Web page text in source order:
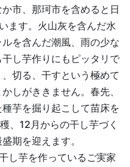
市、那珂市を含めると日
ます。火山灰を含んだ水
を含んだ潮風、雨の少な
し芋作りにもピッタリで
切る、干すという極めて
しがききません。春先、
芋を掘り起こして苗床を
、12月からの干し芋づく
期を迎えます。
し芋を作っているご実家